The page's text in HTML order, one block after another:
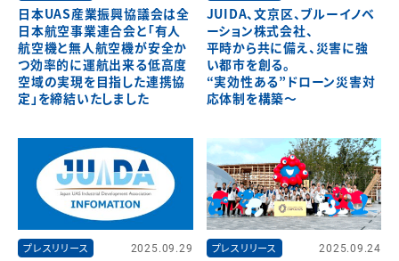
日本UAS産業振興協議会は全
日本航空事業連合会と「有人
航空機と無人航空機が安全か
つ効率的に運航出来る低高度
空域の実現を目指した連携協
定」を締結いたしました
JUIDA、文京区、ブルーイノベ
ーション株式会社、
平時から共に備え、災害に強
い都市を創る。
“実効性ある”ドローン災害対
応体制を構築～
プレスリリース 2025.09.29 プレスリリース 2025.09.24